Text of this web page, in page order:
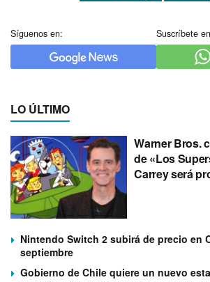
Síguenos en: Suscríbete
LO ÚLTIMO
Warner Bros.
de «Los
Carrey será
Nintendo Switch 2 subirá de precio en
septiembre
Gobierno de Chile quiere un nuevo